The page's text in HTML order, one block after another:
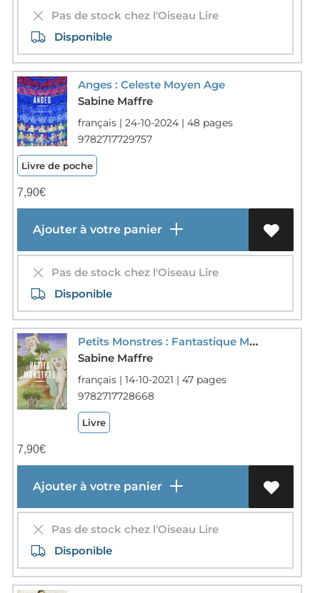
Pas de stock chez l'Oiseau Lire
Disponible
Anges : Celeste Moyen Age
Sabine Maffre
français | 24-10-2024 | 48 pages
9782717729757
Livre de poche
7,90€
Ajouter à votre panier
Pas de stock chez l'Oiseau Lire
Disponible
Petits Monstres : Fantastique Moyen Age
Sabine Maffre
français | 14-10-2021 | 47 pages
9782717728668
Livre
7,90€
Ajouter à votre panier
Pas de stock chez l'Oiseau Lire
Disponible